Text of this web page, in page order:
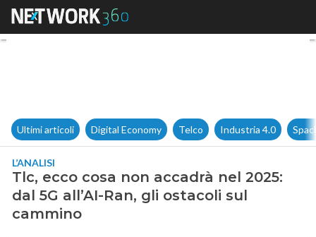
Tlc, ecco cosa non accadrà
Ultimi articoli Digital Economy Telco Industria 4.0
L’ANALISI
Tlc, ecco cosa non accadrà nel 2025:
dal 5G all’AI-Ran, gli ostacoli sul
cammino